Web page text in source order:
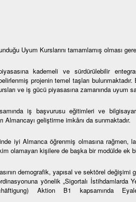
Uyum Kurslarını tamamlamış olması
kademeli ve sürdürülebilir
projenin temel taşları
ve iş gücü piyasasına zamanında uyum
iş başvurusu eğitimleri ve bilgisayar
geliştirme imkânı da sunmaktadır.
iyi Almanca öğrenmiş olmasına rağmen,
olamayan kişilere de başka bir modülde ek
demografik, yapısal ve sektörel değişimi
yönelik „Sigortalı İstihdamlarda
Aktion B1 kapsamında